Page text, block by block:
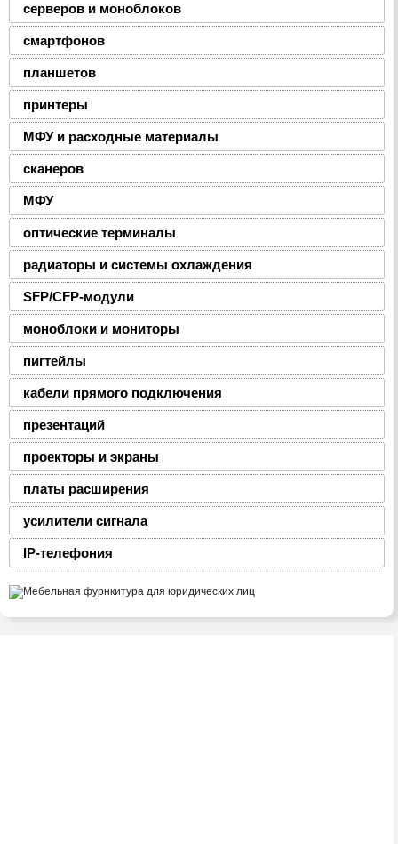
серверов и моноблоков
смартфонов
планшетов
принтеры
МФУ и расходные материалы
сканеров
МФУ
оптические терминалы
радиаторы и системы охлаждения
SFP/CFP-модули
моноблоки и мониторы
пигтейлы
кабели прямого подключения
презентаций
проекторы и экраны
платы расширения
усилители сигнала
IP-телефония